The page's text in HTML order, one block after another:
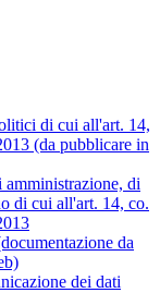
di cui all'art. 14,
(da pubblicare in
di
di cui all'art. 14, co.
da
dei dati